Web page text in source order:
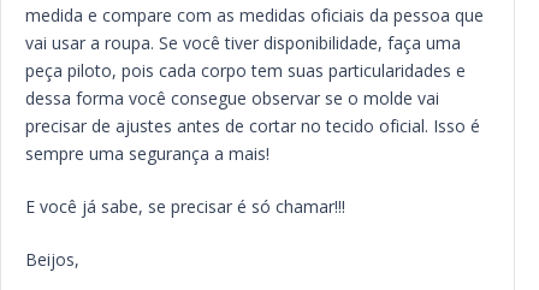
medida e compare com as medidas oficiais da pessoa que
vai usar a roupa. Se você tiver disponibilidade, faça uma
peça piloto, pois cada corpo tem suas particularidades e
dessa forma você consegue observar se o molde vai
precisar de ajustes antes de cortar no tecido oficial. Isso é
sempre uma segurança a mais!
E você já sabe, se precisar é só chamar!!!
Beijos,